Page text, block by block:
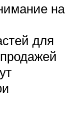
на
для